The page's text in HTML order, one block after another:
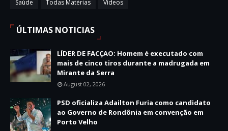
Saúde
Todas Matérias Vídeos
ÚLTIMAS NOTICIAS
LÍDER DE FACÇAO: Homem é executado com
mais de cinco tiros durante a madrugada em
Mirante da Serra
August 02, 2026
PSD oficializa Adailton Furia como candidato
ao Governo de Rondônia em convenção em
Porto Velho